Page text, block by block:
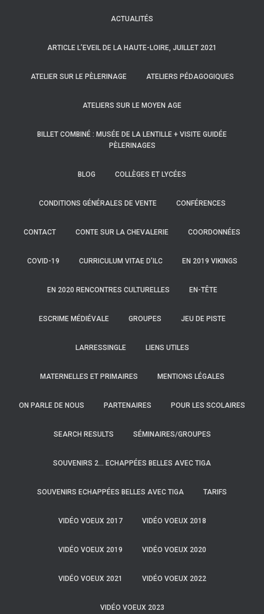
ACTUALITÉS
ARTICLE L’EVEIL DE LA HAUTE-LOIRE, JUILLET 2021
ATELIER SUR LE PÈLERINAGE ATELIERS PÉDAGOGIQUES
ATELIERS SUR LE MOYEN AGE
BILLET COMBINÉ : MUSÉE DE LA LENTILLE + VISITE GUIDÉE
PÈLERINAGES
BLOG COLLÈGES ET LYCÉES
CONDITIONS GÉNÉRALES DE VENTE CONFÉRENCES
CONTACT CONTE SUR LA CHEVALERIE COORDONNÉES
COVID-19 CURRICULUM VITAE D’ILC EN 2019 VIKINGS
EN 2020 RENCONTRES CULTURELLES EN-TÊTE
ESCRIME MÉDIÉVALE GROUPES JEU DE PISTE
LARRESSINGLE LIENS UTILES
MATERNELLES ET PRIMAIRES MENTIONS LÉGALES
ON PARLE DE NOUS PARTENAIRES POUR LES SCOLAIRES
SEARCH RESULTS SÉMINAIRES/GROUPES
SOUVENIRS 2… ECHAPPÉES BELLES AVEC TIGA
SOUVENIRS ECHAPPÉES BELLES AVEC TIGA TARIFS
VIDÉO VOEUX 2017 VIDÉO VOEUX 2018
VIDÉO VOEUX 2019 VIDÉO VOEUX 2020
VIDÉO VOEUX 2021 VIDÉO VOEUX 2022
VIDÉO VOEUX 2023